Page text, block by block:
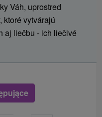
Váh, uprostred
ktoré vytvárajú
aj liečbu - ich liečivé